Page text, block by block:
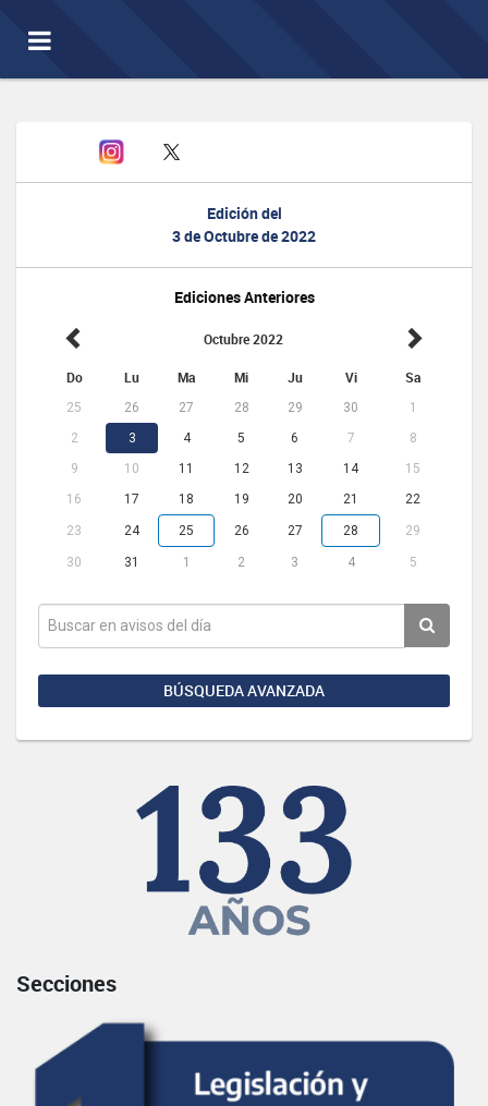
Toggle
navigation
Edición del
3 de Octubre de 2022
Ediciones Anteriores
Octubre 2022
Do Lu Ma Mi Ju Vi Sa
25 26 27 28 29 30
1
2
3 4 5 6 7
8
9
10 11 12 13 14
15
16
17 18 19 20 21 22
23 24 25 26 27 28 29
30 31 1 2 3 4 5
BÚSQUEDA AVANZADA
Secciones